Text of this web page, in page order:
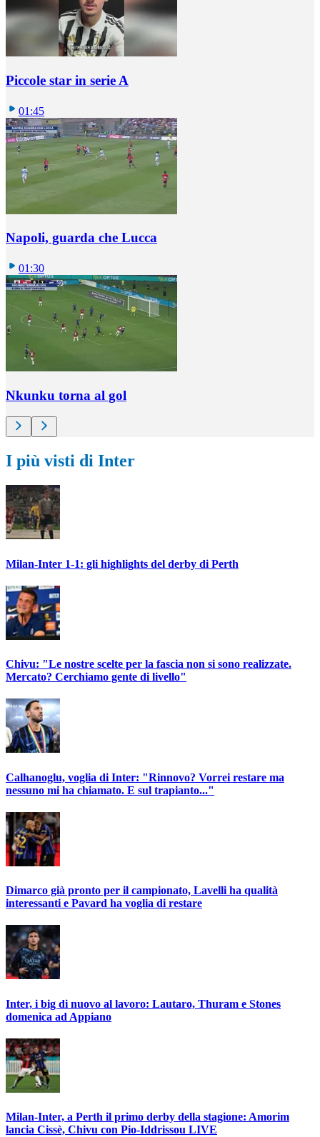
Piccole star in serie A
01:45
Napoli, guarda che Lucca
01:30
Nkunku torna al gol
I più visti di Inter
Milan-Inter 1-1: gli highlights del derby di Perth
Chivu: "Le nostre scelte per la fascia non si sono realizzate.
Mercato? Cerchiamo gente di livello"
Calhanoglu, voglia di Inter: "Rinnovo? Vorrei restare ma
nessuno mi ha chiamato. E sul trapianto..."
Dimarco già pronto per il campionato, Lavelli ha qualità
interessanti e Pavard ha voglia di restare
Inter, i big di nuovo al lavoro: Lautaro, Thuram e Stones
domenica ad Appiano
Milan-Inter, a Perth il primo derby della stagione: Amorim
lancia Cissè, Chivu con Pio-Iddrissou LIVE